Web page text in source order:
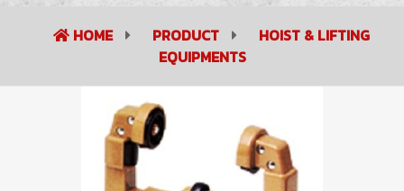
HOME PRODUCT
HOIST & LIFTING
EQUIPMENTS